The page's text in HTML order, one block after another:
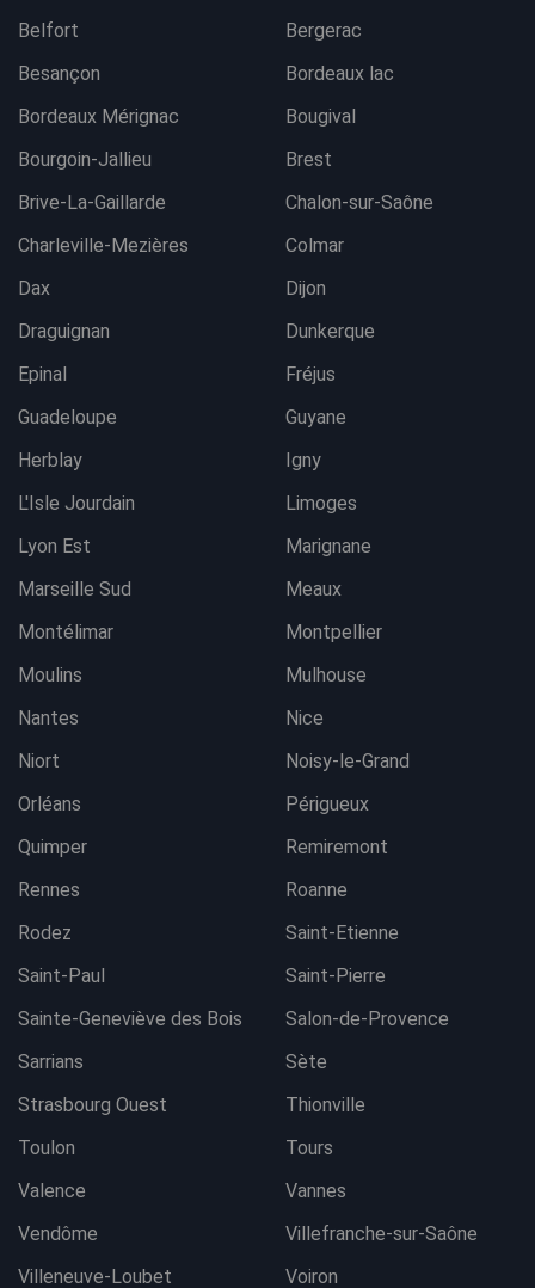
Belfort
Bergerac
Besançon
Bordeaux lac
Bordeaux Mérignac
Bougival
Bourgoin-Jallieu
Brest
Brive-La-Gaillarde
Chalon-sur-Saône
Charleville-Mezières
Colmar
Dax
Dijon
Draguignan
Dunkerque
Epinal
Fréjus
Guadeloupe
Guyane
Herblay
Igny
L'Isle Jourdain
Limoges
Lyon Est
Marignane
Marseille Sud
Meaux
Montélimar
Montpellier
Moulins
Mulhouse
Nantes
Nice
Niort
Noisy-le-Grand
Orléans
Périgueux
Quimper
Remiremont
Rennes
Roanne
Rodez
Saint-Etienne
Saint-Paul
Saint-Pierre
Sainte-Geneviève des Bois
Salon-de-Provence
Sarrians
Sète
Strasbourg Ouest
Thionville
Toulon
Tours
Valence
Vannes
Vendôme
Villefranche-sur-Saône
Villeneuve-Loubet
Voiron